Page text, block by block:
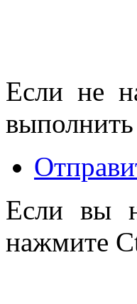
Если не
Если вы
нажмите